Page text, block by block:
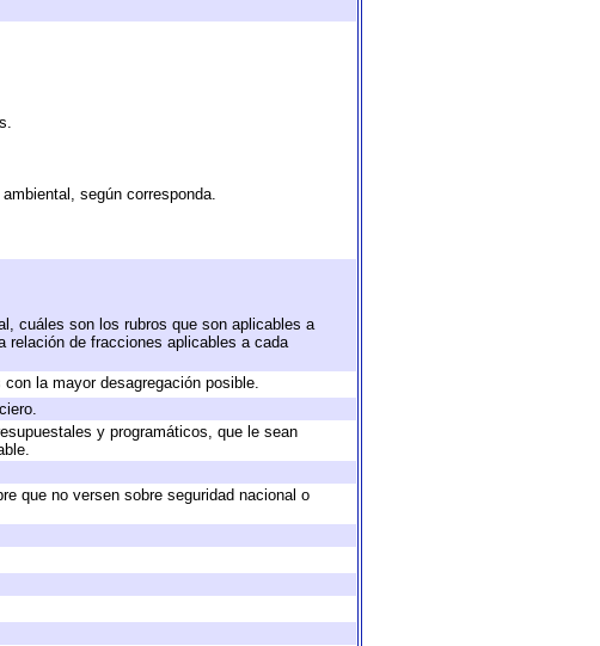
según corresponda.
cuáles son los rubros que son aplicables a
relación de fracciones aplicables a cada
la mayor desagregación posible.
y programáticos, que le sean
que no versen sobre seguridad nacional o